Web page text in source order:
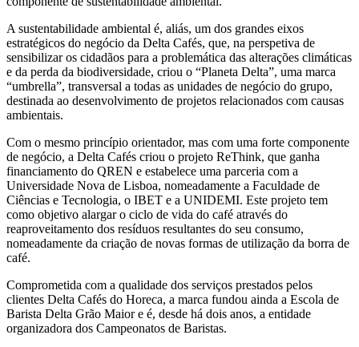
A sustentabilidade ambiental é, aliás, um dos grandes eixos
estratégicos do negócio da Delta Cafés, que, na perspetiva de
sensibilizar os cidadãos para a problemática das alterações climáticas
e da perda da biodiversidade, criou o “Planeta Delta”, uma marca
“umbrella”, transversal a todas as unidades de negócio do grupo,
destinada ao desenvolvimento de projetos relacionados com causas
ambientais.
Com o mesmo princípio orientador, mas com uma forte componente
de negócio, a Delta Cafés criou o projeto ReThink, que ganha
financiamento do QREN e estabelece uma parceria com a
Universidade Nova de Lisboa, nomeadamente a Faculdade de
Ciências e Tecnologia, o IBET e a UNIDEMI. Este projeto tem
como objetivo alargar o ciclo de vida do café através do
reaproveitamento dos resíduos resultantes do seu consumo,
nomeadamente da criação de novas formas de utilização da borra de
café.
Comprometida com a qualidade dos serviços prestados pelos
clientes Delta Cafés do Horeca, a marca fundou ainda a Escola de
Barista Delta Grão Maior e é, desde há dois anos, a entidade
organizadora dos Campeonatos de Baristas.